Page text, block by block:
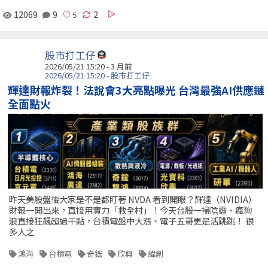
12069 9 2
股市打工仔
2026/05/21 15:20 - 3 月前
2026/05/21 15:20 - 股市打工仔
輝達財報炸裂！法說會3大亮點曝光 台灣最強AI供應鏈
全面點火
昨天美股盤後大家是不是都盯著 NVDA 看到開眼？輝達（NVIDIA）
財報一開出來，直接用實力「救全村」！今天台股一掃陰霾、瘋狗
浪直接狂飆超過千點，台積電盤中大漲、電子五哥更是活跳跳！ 很
多人之
鴻海 台積電 奇鋐 欣興 緯創